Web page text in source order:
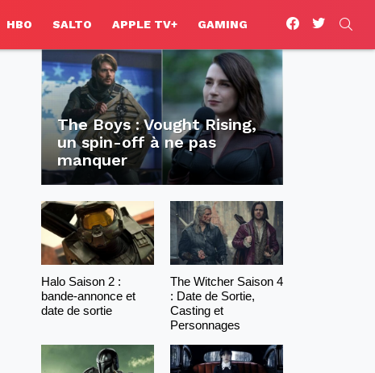
HBO SALTO APPLE TV+ GAMING
facebooktwitter
The Boys : Vought Rising,
un spin-off à ne pas
manquer
Halo Saison 2 :
bande-annonce et
date de sortie
The Witcher Saison 4
: Date de Sortie,
Casting et
Personnages